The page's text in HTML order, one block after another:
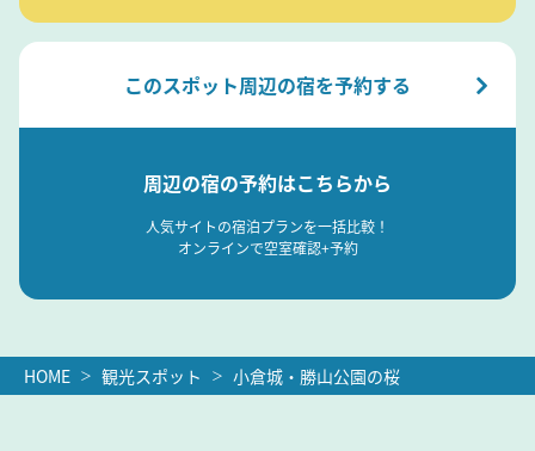
このスポット周辺の宿を予約する
周辺の宿の予約はこちらから
人気サイトの宿泊プランを一括比較！
オンラインで空室確認+予約
HOME 観光スポット 小倉城・勝山公園の桜